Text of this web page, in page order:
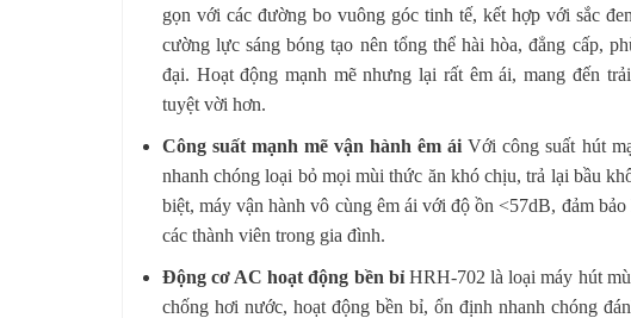
gọn với các đường bo vuông góc tinh tế, kết hợp với sắc
cường lực sáng bóng tạo nên tổng thể hài hòa, đẳng cấp,
đại. Hoạt động mạnh mẽ nhưng lại rất êm ái, mang đến
tuyệt vời hơn.
Công suất mạnh mẽ vận hành êm áiVới công suất hút
nhanh chóng loại bỏ mọi mùi thức ăn khó chịu, trả lại bầu
biệt, máy vận hành vô cùng êm ái với độ ồn <57dB, đảm
các thành viên trong gia đình.
Động cơ AC hoạt động bền bỉ HRH-702 là loại máy hút
chống hơi nước, hoạt động bền bỉ, ổn định nhanh chóng